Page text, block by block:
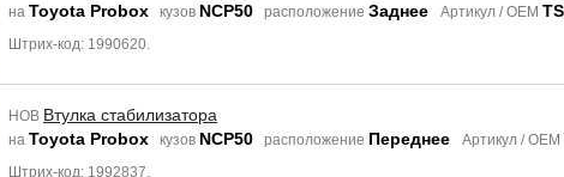
на Toyota Probox кузов NCP50 расположение Заднее Артикул / OEM
Штрих-код: 1990620.
НОВ Втулка стабилизатора
на Toyota Probox кузов NCP50 расположение Переднее Артикул / OEM
Штрих-код: 1992837.